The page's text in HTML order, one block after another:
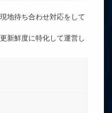
地待ち合わせ対応をして
新鮮度に特化して運営し